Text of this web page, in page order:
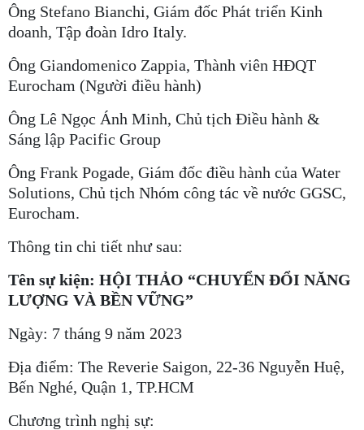
Ông Stefano Bianchi, Giám đốc Phát triển Kinh
doanh, Tập đoàn Idro Italy.
Ông Giandomenico Zappia, Thành viên HĐQT
Eurocham (Người điều hành)
Ông Lê Ngọc Ánh Minh, Chủ tịch Điều hành &
Sáng lập Pacific Group
Ông Frank Pogade, Giám đốc điều hành của Water
Solutions, Chủ tịch Nhóm công tác về nước GGSC,
Eurocham.
Thông tin chi tiết như sau:
Tên sự kiện: HỘI THẢO “CHUYỂN ĐỔI NĂNG
LƯỢNG VÀ BỀN VỮNG”
Ngày: 7 tháng 9 năm 2023
Địa điểm: The Reverie Saigon, 22-36 Nguyễn Huệ,
Bến Nghé, Quận 1, TP.HCM
Chương trình nghị sự: